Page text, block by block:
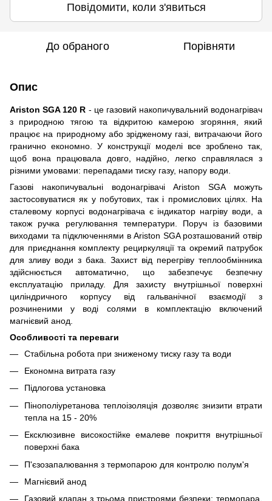
Повідомити, коли з'явиться
До обраного Порівняти
Опис
Ariston SGA 120 R - це газовий накопичувальний водонагрівач
з природною тягою та відкритою камерою згоряння, який
працює на природному або зрідженому газі, витрачаючи його
гранично економно. У конструкції моделі все зроблено так,
щоб вона працювала довго, надійно, легко справлялася з
різними умовами: перепадами тиску газу, напору води.
Газові накопичувальні водонагрівачі Ariston SGA можуть
застосовуватися як у побутових, так і промислових цілях. На
сталевому корпусі водонагрівача є індикатор нагріву води, а
також ручка регулювання температури. Поруч із базовими
виходами та підключеннями в Ariston SGA розташований отвір
для приєднання комплекту рециркуляції та окремий патрубок
для зливу води з бака. Захист від перегріву теплообмінника
здійснюється автоматично, що забезпечує безпечну
експлуатацію приладу. Для захисту внутрішньої поверхні
циліндричного корпусу від гальванічної взаємодії з
розчиненими у воді солями в комплектацію включений
магнієвий анод.
Особливості та переваги
Cтабільна робота при зниженому тиску газу та води
Економна витрата газу
Підлогова установка
Пінополіуретанова теплоізоляція дозволяє знизити втрати
тепла на 15 - 20%
Ексклюзивне високостійке емалеве покриття внутрішньої
поверхні бака
П'єзозапалювання з термопарою для контролю полум'я
Магнієвий анод
Газовий клапан з трьома пристроями безпеки: термопара,